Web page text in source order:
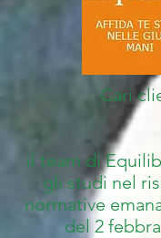
Cari
il team di
gli studi nel
normative
del 2